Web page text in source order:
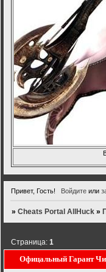
Привет, Гость! Войдитеили
»Cheats Portal AllHuck »
Офицальный Гарант
Страница:1